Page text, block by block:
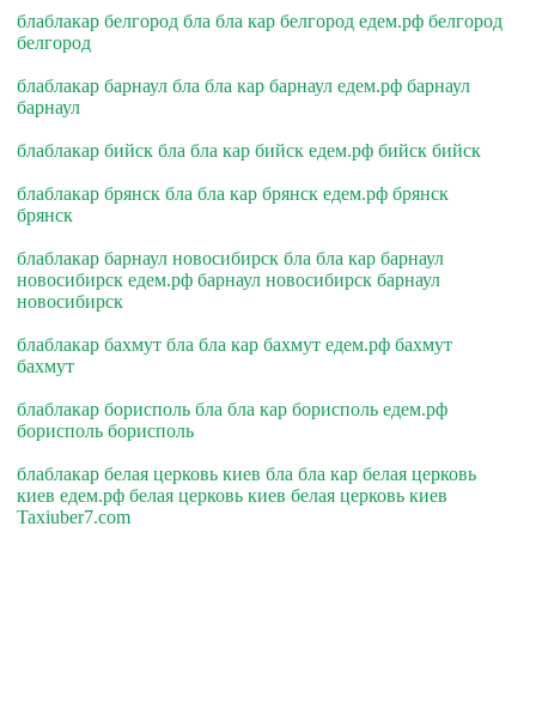
блаблакар белгород бла бла кар белгород едем.рф белгород
белгород
блаблакар барнаул бла бла кар барнаул едем.рф барнаул
барнаул
блаблакар бийск бла бла кар бийск едем.рф бийск бийск
блаблакар брянск бла бла кар брянск едем.рф брянск
брянск
блаблакар барнаул новосибирск бла бла кар барнаул
новосибирск едем.рф барнаул новосибирск барнаул
новосибирск
блаблакар бахмут бла бла кар бахмут едем.рф бахмут
бахмут
блаблакар борисполь бла бла кар борисполь едем.рф
борисполь борисполь
блаблакар белая церковь киев бла бла кар белая церковь
киев едем.рф белая церковь киев белая церковь киев
Taxiuber7.com